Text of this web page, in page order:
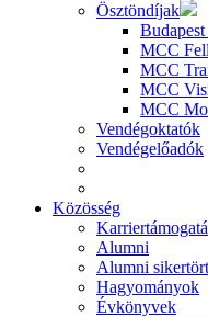
Ösztöndíjak
MCC
MCC
MCC
MCC
Vendégoktatók
Vendégelőadók
Közösség
Alumni
Alumni
Hagyományok
Évkönyvek